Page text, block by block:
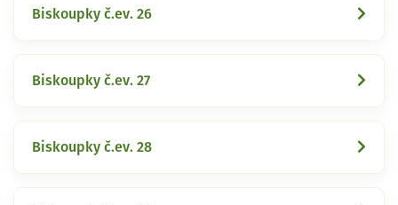
Biskoupky č.ev. 26
Biskoupky č.ev. 27
Biskoupky č.ev. 28